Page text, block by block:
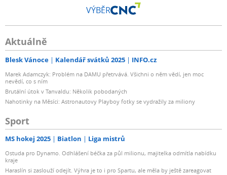
VÝBĚR
Aktuálně
Blesk Vánoce Kalendář svátků 2025 INFO.cz
Marek Adamczyk: Problém na DAMU přetrvává. Všichni o něm vědí, jen moc
nevědí, co s ním
Brutální útok v Tanvaldu: Několik pobodaných
Nahotinky na Měsíci: Astronautovy Playboy fotky se vydražily za miliony
Sport
MS hokej 2025 Biatlon Liga mistrů
Ostuda pro Dynamo. Odhlášení béčka za půl milionu, majitelka odmítla nabídku
kraje
Haraslín si zaslouží odejít. Výhra je to i pro Spartu, ale měla by ještě zareagovat